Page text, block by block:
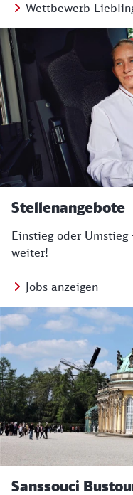
Wettbewerb
Stellenangebote
Einstieg oder
weiter!
Jobs anzeigen
Sanssouci